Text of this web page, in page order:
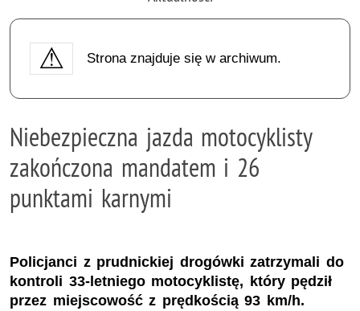
Strona znajduje się w archiwum.
Niebezpieczna jazda motocyklisty
zakończona mandatem i 26
punktami karnymi
Policjanci z prudnickiej drogówki zatrzymali do
kontroli 33-letniego motocyklistę, który pędził
przez miejscowość z prędkością 93 km/h.